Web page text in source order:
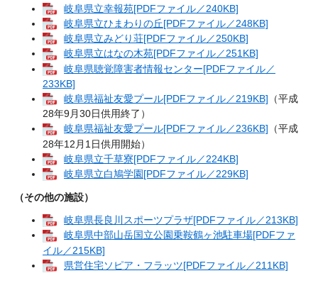
岐阜県立幸報苑[PDFファイル／240KB]
岐阜県立ひまわりの丘[PDFファイル／248KB]
岐阜県立みどり荘[PDFファイル／250KB]
岐阜県立はなの木苑[PDFファイル／251KB]
岐阜県聴覚障害者情報センター[PDFファイル／
233KB]
岐阜県福祉友愛プール[PDFファイル／219KB] （平成
28年9月30日供用終了）
岐阜県福祉友愛プール[PDFファイル／236KB] （平成
28年12月1日供用開始）
岐阜県立千草寮[PDFファイル／224KB]
岐阜県立白鳩学園[PDFファイル／229KB]
（その他の施設）
岐阜県長良川スポーツプラザ[PDFファイル／213KB]
岐阜県中部山岳国立公園乗鞍鶴ヶ池駐車場[PDFファ
イル／215KB]
県営住宅ソピア・フラッツ[PDFファイル／211KB]